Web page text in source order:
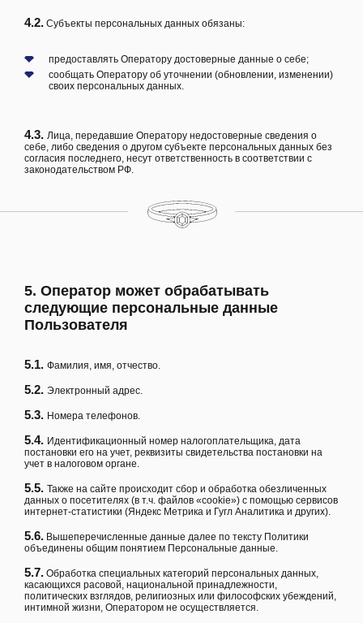
4.2. Субъекты персональных данных обязаны:
предоставлять Оператору достоверные данные о себе;
сообщать Оператору об уточнении (обновлении, изменении)
своих персональных данных.
4.3. Лица, передавшие Оператору недостоверные сведения о
себе, либо сведения о другом субъекте персональных данных без
согласия последнего, несут ответственность в соответствии с
законодательством РФ.
5. Оператор может обрабатывать
следующие персональные данные
Пользователя
5.1. Фамилия, имя, отчество.
5.2. Электронный адрес.
5.3. Номера телефонов.
5.4. Идентификационный номер налогоплательщика, дата
постановки его на учет, реквизиты свидетельства постановки на
учет в налоговом органе.
5.5. Также на сайте происходит сбор и обработка обезличенных
данных о посетителях (в т.ч. файлов «cookie») с помощью сервисов
интернет-статистики (Яндекс Метрика и Гугл Аналитика и других).
5.6. Вышеперечисленные данные далее по тексту Политики
объединены общим понятием Персональные данные.
5.7. Обработка специальных категорий персональных данных,
касающихся расовой, национальной принадлежности,
политических взглядов, религиозных или философских убеждений,
интимной жизни, Оператором не осуществляется.